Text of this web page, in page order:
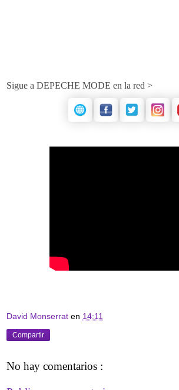
Sigue a DEPECHE MODE en la red >
David Monserrat en 14:11
Compartir
No hay comentarios :